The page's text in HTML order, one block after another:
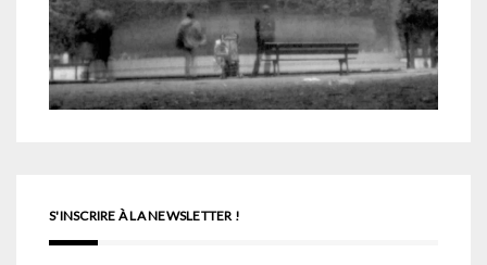
S'INSCRIRE À LA NEWSLETTER !